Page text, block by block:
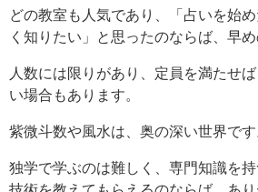
どの教室も人気であり、「占いを始め
く知りたい」と思ったのならば、早め
人数には限りがあり、定員を満たせ
い場合もあります。
紫微斗数や風水は、奥の深い世界です
独学で学ぶのは難しく、専門知識を